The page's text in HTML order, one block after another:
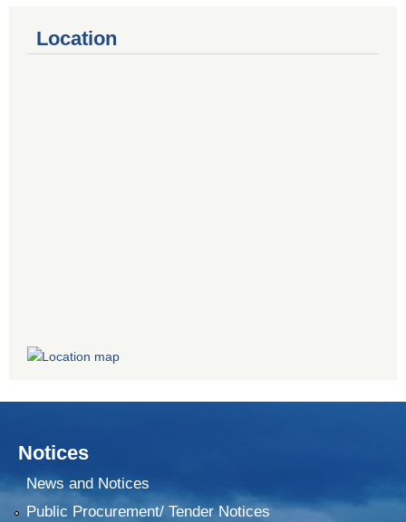
Location
Notices
News and Notices
Public Procurement/ Tender Notices